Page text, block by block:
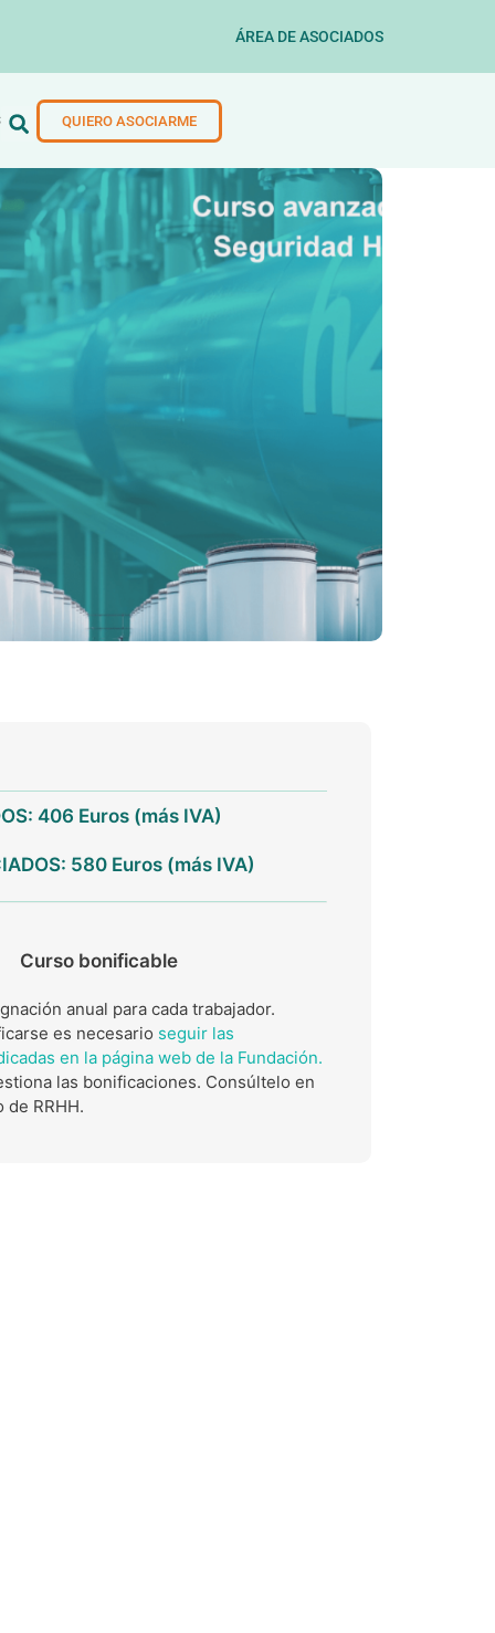
ÁREA DE ASOCIADOS
QUIERO ASOCIARME
406 Euros (más IVA)
580 Euros (más IVA)
Curso bonificable
anual para cada trabajador.
es necesario seguir las
en la página web de la Fundación.
las bonificaciones. Consúltelo en
RRHH.